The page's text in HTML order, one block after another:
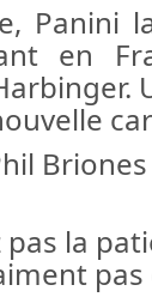
Panini
en
pas la
pas